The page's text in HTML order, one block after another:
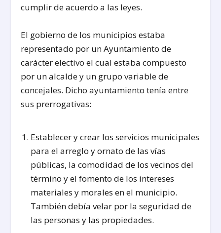
cumplir de acuerdo a las leyes.
El gobierno de los municipios estaba
representado por un Ayuntamiento de
carácter electivo el cual estaba compuesto
por un alcalde y un grupo variable de
concejales. Dicho ayuntamiento tenía entre
sus prerrogativas:
Establecer y crear los servicios municipales
para el arreglo y ornato de las vías
públicas, la comodidad de los vecinos del
término y el fomento de los intereses
materiales y morales en el municipio.
También debía velar por la seguridad de
las personas y las propiedades.